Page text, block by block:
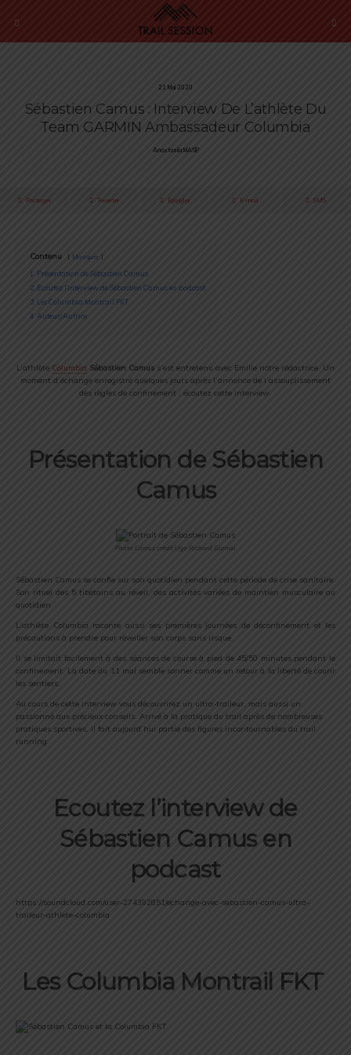
21 Mai 2020
Sébastien Camus : Interview De L’athlète Du
Team GARMIN Ambassadeur Columbia
Anastasiia MASIP
Partager Tweeter Épingler E-mail SMS
Contenu Masquer
1
Présentation de Sébastien Camus
2 Ecoutez l’interview de Sébastien Camus en podcast
3 Les Columbia Montrail FKT
4 Auteur/Autrice
L’athlète Columbia Sébastien Camus s’est entretenu avec Emilie notre rédactrice. Un
moment d’échange enregistré quelques jours après l’annonce de l’assouplissement
des règles de confinement : écoutez cette interview.
Présentation de Sébastien
Camus
Photo Camus crédit Ugo Richard Garmin
Sébastien Camus se confie sur son quotidien pendant cette période de crise sanitaire.
Son rituel des 5 tibétains au réveil, des activités variées de maintien musculaire au
quotidien.
L’athlète Columbia raconte aussi ses premières journées de déconfinement et les
précautions à prendre pour réveiller son corps sans risque.
Il se limitait facilement à des séances de course à pied de 45/50 minutes pendant le
confinement. La date du 11 mai semble sonner comme un retour à la liberté de courir
les sentiers.
Au cours de cette interview vous découvrirez un ultra-traileur, mais aussi un
passionné aux précieux conseils. Arrivé à la pratique du trail après de nombreuses
pratiques sportives, il fait aujourd’hui partie des figures incontournables du trail
running.
Ecoutez l’interview de
Sébastien Camus en
podcast
https://soundcloud.com/user-274392851/echange-avec-sebastien-camus-ultra-
traileur-athlete-columbia
Les Columbia Montrail FKT